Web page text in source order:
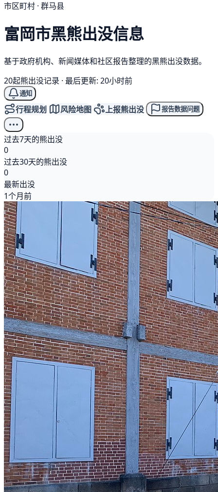
市区町村 · 群马县
富岡市黑熊出没信息
基于政府机构、新闻媒体和社区报告整理的黑熊出没数据。
20起熊出没记录 · 最后更新: 20小时前
通知
行程规划 风险地图 上报熊出没 报告数据问题
过去7天的熊出没
0
过去30天的熊出没
0
最新出没
1个月前